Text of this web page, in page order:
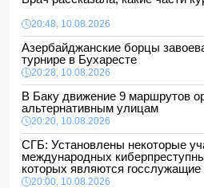
20:48, 10.08.2026
Азербайджанские борцы
турнире в Бухаресте
20:28, 10.08.2026
В Баку движение 9 маршрутов
альтернативным улицам
20:20, 10.08.2026
СГБ: Установлены некоторые
международных
которых являются госслужащие
20:00, 10.08.2026